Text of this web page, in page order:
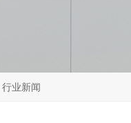
行业新闻